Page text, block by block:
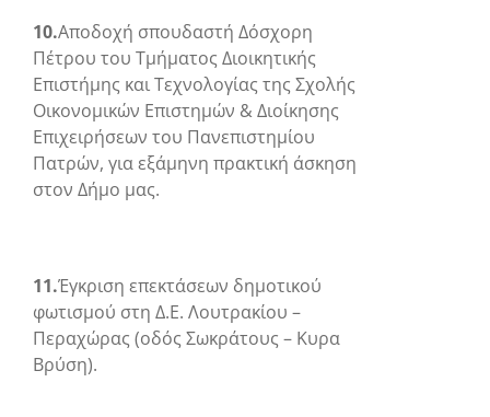
10.Αποδοχή σπουδαστή Δόσχορη
Πέτρου του Τμήματος Διοικητικής
Επιστήμης και Τεχνολογίας της Σχολής
Οικονομικών Επιστημών & Διοίκησης
Επιχειρήσεων του Πανεπιστημίου
Πατρών, για εξάμηνη πρακτική άσκηση
στον Δήμο μας.
11.Έγκριση επεκτάσεων δημοτικού
φωτισμού στη Δ.Ε. Λουτρακίου –
Περαχώρας (οδός Σωκράτους – Κυρα
Βρύση).